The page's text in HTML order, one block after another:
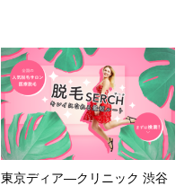
東京ディア―クリニック 渋谷